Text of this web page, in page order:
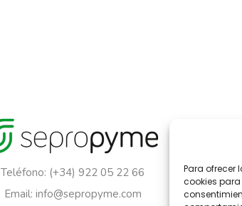
Para ofrecer
cookies
Teléfono: (+34) 922 05 22 66
Email: info@sepropyme.com